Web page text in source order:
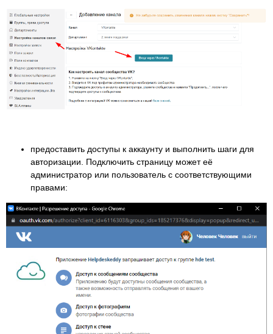
предоставить доступы к аккаунту и выполнить шаги для
авторизации. Подключить страницу может её
администратор или пользователь с соответствующими
правами: